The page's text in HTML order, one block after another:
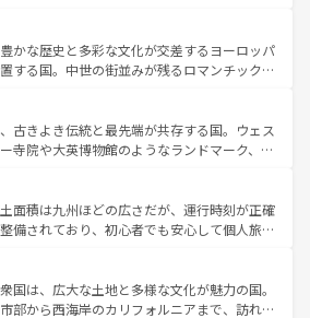
よって風土や気候が異なるスペインはその個
性で訪れる人を魅了する。 なお、新着のスペイン情報は コ
を参照してほしい。
力が詰まっている。華麗な宮殿、歴史的な大
ビーチ、そして豊かな自然が、訪れる者を心
。また、フランスは美食の国としても知ら
パンの発祥地であるランス、プロヴァンスの
ンダー畑など、多彩な楽しみ方が可能だ。さ
外の地域にも魅力が溢れており、どの街角に
を運ぶとそれぞれで全く異なる文化を体験で
きるだろう。 なお、新着のフランス情報はコンテンツ一覧
しい。
かな歴史と多彩な文化が交差するヨーロッパ
する国。中世の街並みが残るロマンチック街
国は、どこを歩いても飽きることがない。ベ
的活気、バイエルン州のアルプスの絶景、そ
沿いのワイン畑といった風景は必見。ビール
にはぜひ体験してほしい。 なお、新着の
コンテンツ一覧を参照してほしい。
古きよき伝統と最先端が共存する国。ウェス
寺院や大英博物館のようなランドマーク、歴
なる魅力がある。また、優雅なアフタヌーン
ル好きにはたまらない英国パブ、サッカー観
だからこそできる体験も豊富。イギリスを旅
照してほしい。
面積は九州ほどの広さだが、運行時刻が正確
備されており、初心者でも安心して個人旅行
まま残る町や、スイスならではのユニークな
、アルプス観光だけでなく町歩きも満喫する
。国民の所得が高いため物価も高いが、旅行
国は、広大な土地と多様な文化が魅力の国。
部から西海岸のカリフォルニアまで、訪れる